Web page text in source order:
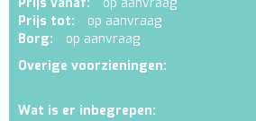
Prijs tot:
op aanvraag
Borg:
op aanvraag
Overige voorzieningen:
Wat is er inbegrepen: